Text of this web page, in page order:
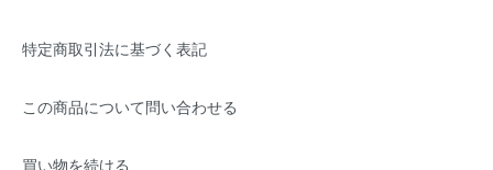
特定商取引法に基づく表記
この商品について問い合わせる
買い物を続ける